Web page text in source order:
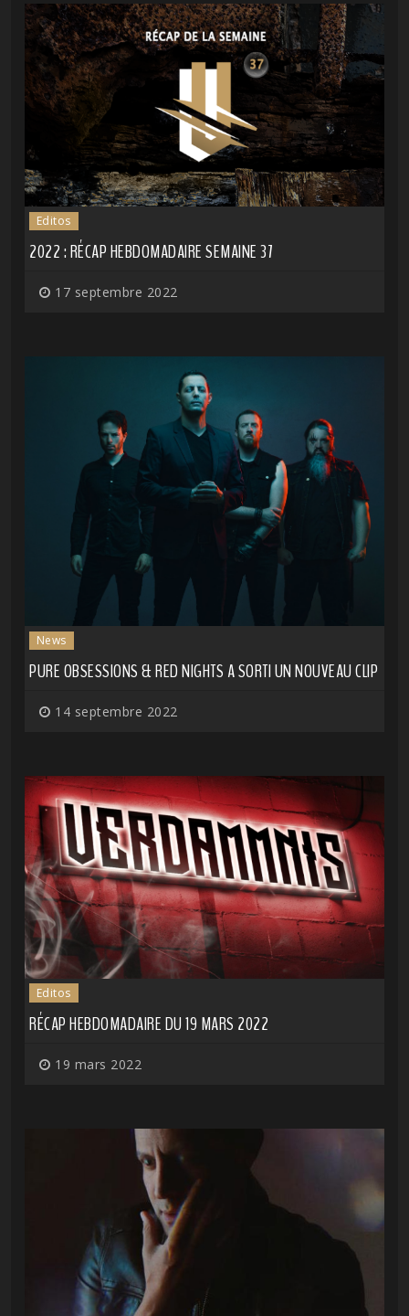
Editos
2022 : RÉCAP HEBDOMADAIRE SEMAINE 37
17 septembre 2022
News
PURE OBSESSIONS & RED NIGHTS A SORTI UN NOUVEAU CLIP
14 septembre 2022
Editos
RÉCAP HEBDOMADAIRE DU 19 MARS 2022
19 mars 2022